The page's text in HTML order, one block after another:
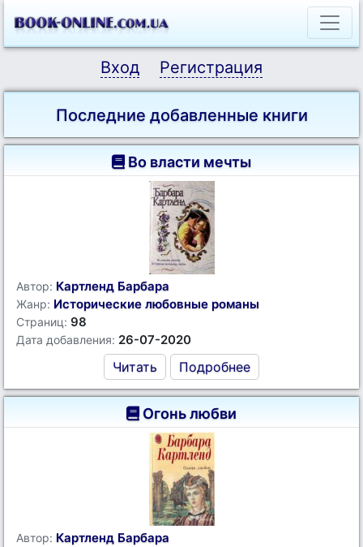
Вход Регистрация
Последние добавленные книги
Во власти мечты
Автор: Картленд Барбара
Жанр: Исторические любовные романы
Страниц: 98
Дата добавления: 26-07-2020
Читать Подробнее
Огонь любви
Автор: Картленд Барбара